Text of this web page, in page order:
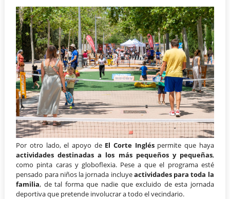
Por otro lado, el apoyo de El Corte Ingléspermite que haya
actividades destinadas a los más pequeños y pequeñas,
como pinta caras y globoflexia. Pese a que el programa esté
pensado para niños la jornada incluyeactividades para toda la
familia, de tal forma que nadie que excluido de esta jornada
deportiva que pretende involucrar a todo el vecindario.